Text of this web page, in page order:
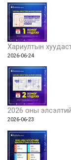
Хариултын
2026-06-24
2026 оны
2026-06-23